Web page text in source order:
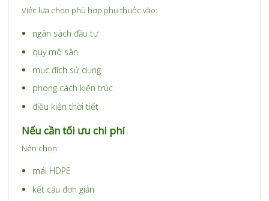
Việc lựa chọn phù hợp phụ thuộc vào:
ngân sách đầu tư
quy mô sân
mục đích sử dụng
phong cách kiến trúc
điều kiện thời tiết
Nếu cần tối ưu chi phí
Nên chọn:
mái HDPE
kết cấu đơn giản